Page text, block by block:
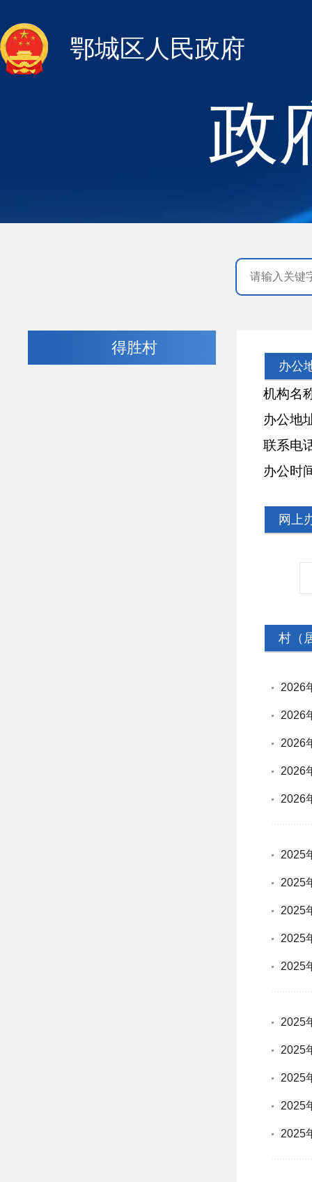
政
鄂城区人民政府
得胜村
办公
机构名
办公地
联系电
办公时
网上
村（
2026
2026
2026
2026
2026
2025
2025
2025
2025
2025
2025
2025
2025
2025
2025